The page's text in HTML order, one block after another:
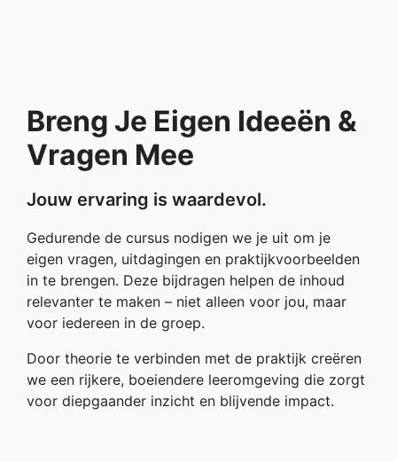
Breng Je Eigen Ideeën &
Vragen Mee
Jouw ervaring is waardevol.
Gedurende de cursus nodigen we je uit om je
eigen vragen, uitdagingen en praktijkvoorbeelden
in te brengen. Deze bijdragen helpen de inhoud
relevanter te maken – niet alleen voor jou, maar
voor iedereen in de groep.
Door theorie te verbinden met de praktijk creëren
we een rijkere, boeiendere leeromgeving die zorgt
voor diepgaander inzicht en blijvende impact.